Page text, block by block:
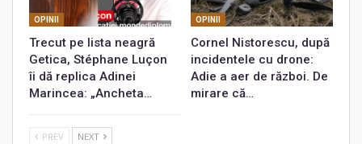
OPINII
Trecut pe lista neagră
Getica, Stéphane Luçon
îi dă replica Adinei
Marincea: „Ancheta…
OPINII
Cornel Nistorescu, după
incidentele cu drone:
Adie a aer de război. De
mirare că…
PREV NEXT